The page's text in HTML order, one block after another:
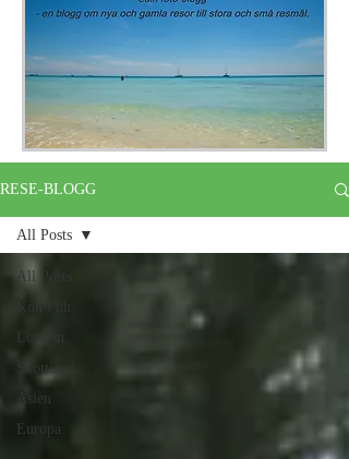
RESE-BLOGG
All Posts
Koh Puh
London
Skottland
Asien
Europa
All Posts